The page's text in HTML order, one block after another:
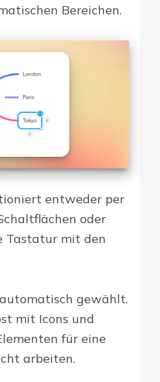
Bereichen.
entweder per
oder
Tastatur mit den
gewählt.
mit Icons und
für eine
arbeiten.